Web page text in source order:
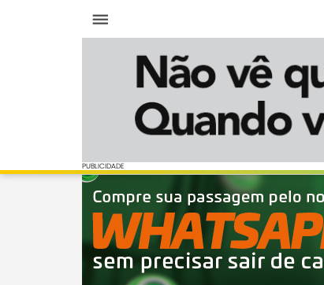
PUBLICIDADE
PUBLICIDADE